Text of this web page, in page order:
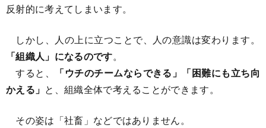
反射的に考えてしまいます。
しかし、人の上に立つことで、人の意識は変わります。
「組織人」になるのです。
すると、
「ウチのチームならできる」「困難にも立ち向
かえる」 と、組織全体で考えることができます。
その姿は「社畜」などではありません。